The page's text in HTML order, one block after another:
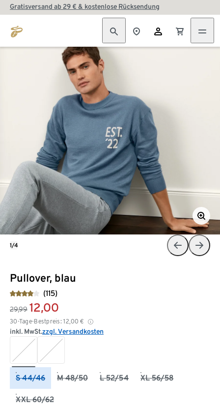
Gratisversand ab 29 € & kostenlose Rücksendung
Pullover, blau
(115)
29,99 12,00
30-Tage-Bestpreis: 12,00 €
inkl. MwSt.zzgl. Versandkosten
S 44/46 M 48/50 L 52/54 XL 56/58
XXL 60/62
1/4